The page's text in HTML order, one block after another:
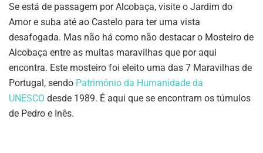
Se está de passagem por Alcobaça, visite o Jardim do
Amor e suba até ao Castelo para ter uma vista
desafogada. Mas não há como não destacar o Mosteiro de
Alcobaça entre as muitas maravilhas que por aqui
encontra. Este mosteiro foi eleito uma das 7 Maravilhas de
Portugal, sendo Património da Humanidade da
UNESCO desde 1989. É aqui que se encontram os túmulos
de Pedro e Inês.